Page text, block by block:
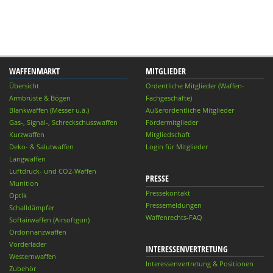
WAFFENMARKT
Übersicht
Armbrüste & Bögen
Blankwaffen (Messer u.ä.)
Gas-, Signal-, Schreckschusswaffen
Kurzwaffen
Deko- & Salutwaffen
Langwaffen
Luftdruck- und CO2-Waffen
Munition
Optik
Schalldämpfer
Softairwaffen (Airsoftgun)
Ordonnanzwaffen
Vorderlader
Westernwaffen
Zubehör
MITGLIEDER
Ordentliche Mitglieder (Waffen-
Fachgeschäfte)
Außerordentliche Mitglieder
Fördermitglieder
Mitgliedschaft
Login für Mitglieder
PRESSE
Pressekontakt
Pressemeldungen
Waffenrechts-FAQ
INTERESSENVERTRETUNG
Interessenvertretung & Positionen